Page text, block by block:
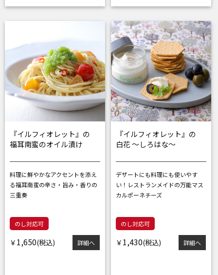
『イルフィオレット』の
福耳南蛮のオイル漬け
料理に鮮やかなアクセントを添え
る福耳南蛮の辛さ・旨み・香りの
三重奏
のし対応可
￥ 1,650 詳細へ
『イルフィオレット』の
白花 ～しろはな～
デザートにも料理にも使いやす
い！ レストランメイドの万能マス
カルポーネチーズ
のし対応可
￥ 1,430 詳細へ